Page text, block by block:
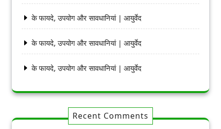
के फायदे, उपयोग और सावधानियां | आयुर्वेद
के फायदे, उपयोग और सावधानियां | आयुर्वेद
के फायदे, उपयोग और सावधानियां | आयुर्वेद
Recent Comments